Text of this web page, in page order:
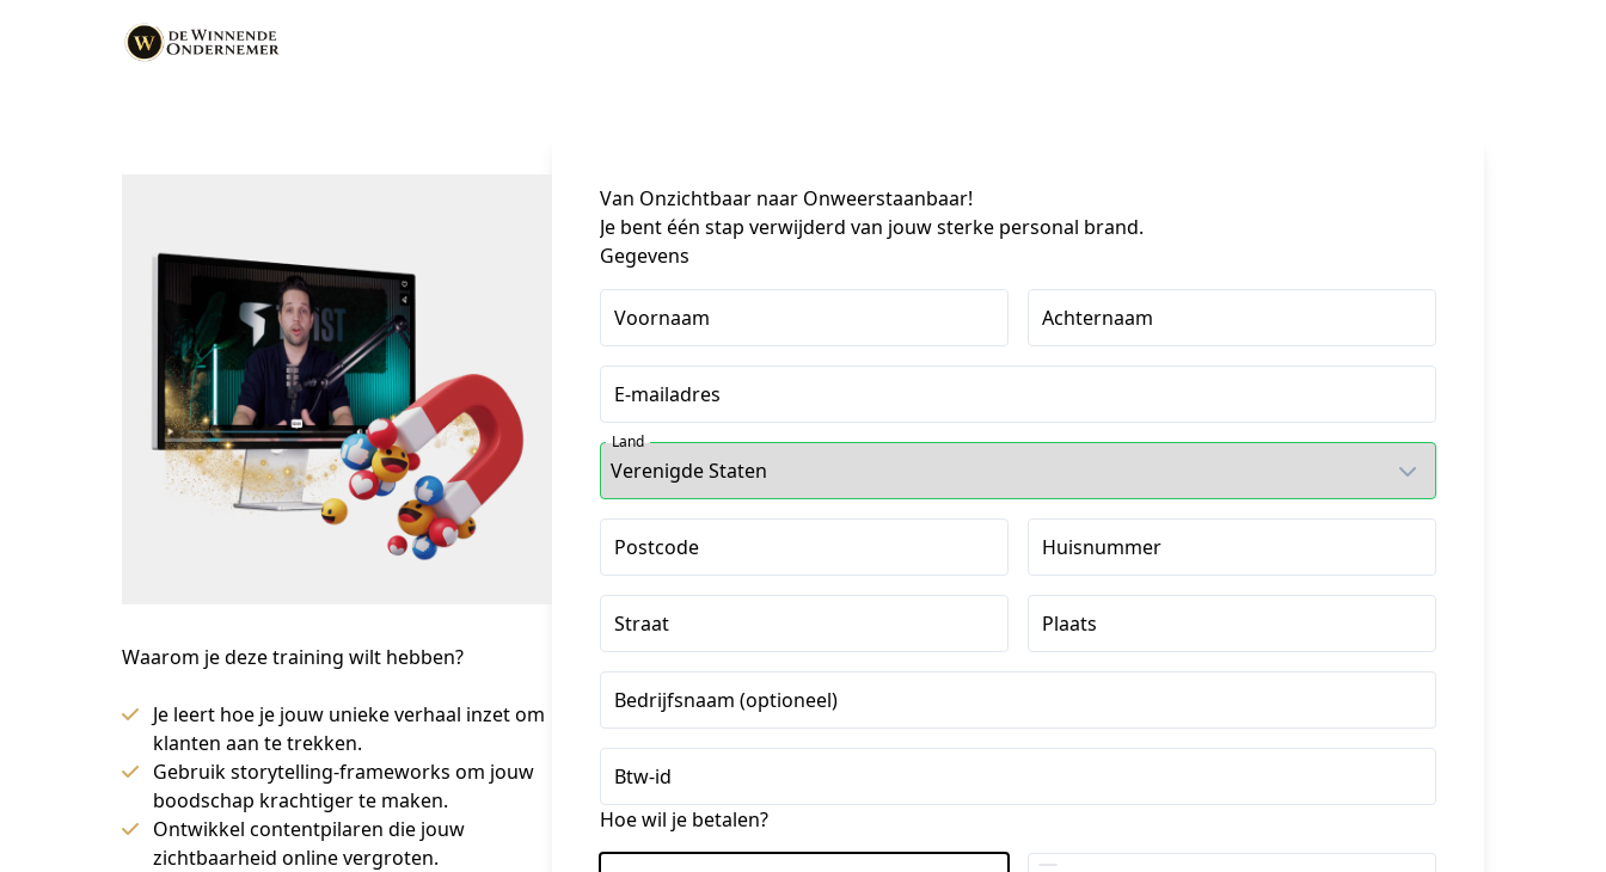
Waarom je deze training wilt hebben?
Je leert hoe je jouw unieke verhaal inzet om
klanten aan te trekken.
Gebruik storytelling-frameworks om jouw
boodschap krachtiger te maken.
Ontwikkel contentpilaren die jouw
zichtbaarheid online vergroten.
Van Onzichtbaar naar Onweerstaanbaar!
Je bent één stap verwijderd van jouw sterke personal brand.
Gegevens
Voornaam Achternaam
E-mailadres
Land
Postcode Huisnummer
Straat Plaats
Bedrijfsnaam (optioneel)
Btw-id
Hoe wil je betalen?